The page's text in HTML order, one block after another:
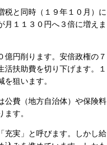
と同時（１９年１０月）に
１１３０円へ３倍に増えま
円削ります。安倍政権の７
扶助費を切り下げます。１
狙います。
公費（地方自治体）や保険料
す。
充実」と呼びます。しかし給